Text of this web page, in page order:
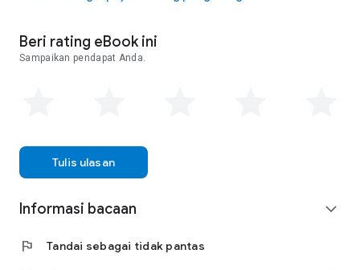
Beri rating eBook ini
Sampaikan pendapat Anda.
Tulis ulasan
Informasi bacaan expand_more
flag Tandai sebagai tidak pantas